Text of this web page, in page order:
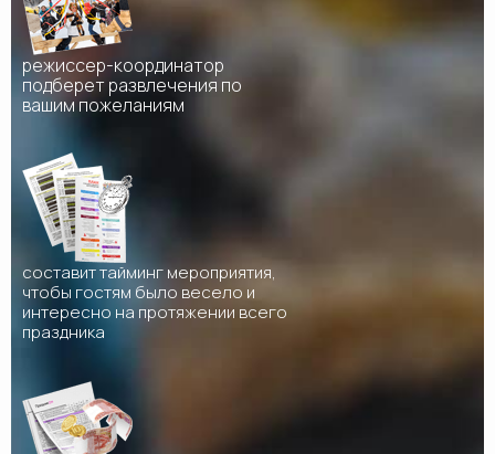
режиссер-координатор
подберет развлечения по
вашим пожеланиям
составит тайминг мероприятия,
чтобы гостям было весело и
интересно на протяжении всего
праздника